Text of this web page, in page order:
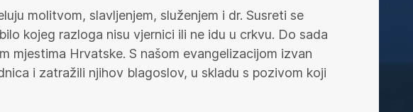
molitvom, slavljenjem, služenjem i dr. Susreti se
kojeg razloga nisu vjernici ili ne idu u crkvu. Do sada
mjestima Hrvatske. S našom evangelizacijom izvan
i zatražili njihov blagoslov, u skladu s pozivom koji